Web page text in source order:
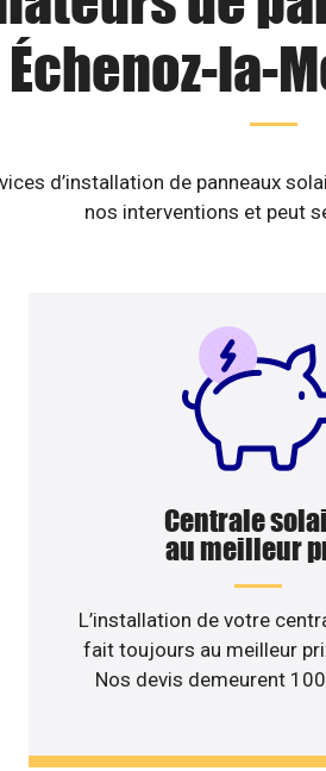
Échenoz-la-
d’installation de panneaux
nos interventions et peut
Centrale
au meilleur
L’installation de votre
fait toujours au meilleur
Nos devis demeurent